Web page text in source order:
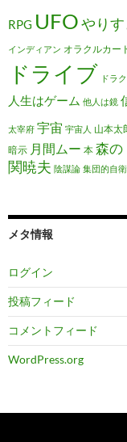
RPG UFOやり
インディアン オラクルカー
ドライブ ドラ
人生はゲーム 他人は鏡
太宰府 宇宙 宇宙人 山本太
暗示 月間ムー 本 森の
関暁夫 陰謀論 集団的自
メタ情報
ログイン
投稿フィード
コメントフィード
WordPress.org